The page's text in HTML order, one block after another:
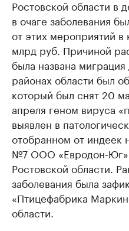
Ростовской области в
в очаге заболевания
от этих мероприятий в
млрд руб. Причиной
была названа
районах области был
который был снят 20
апреля геном вируса
выявлен в
отобранном от индеек
№7 ООО «Евродон-Юг»
Ростовской области.
заболевания была
«Птицефабрика
области.